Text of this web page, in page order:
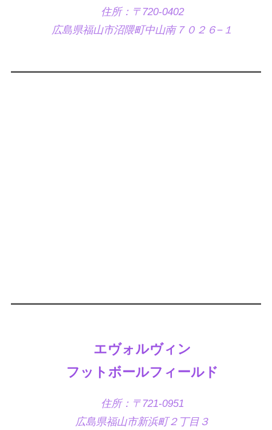
住所：〒720-0402
広島県福山市沼隈町中山南７０２６−１
エヴォルヴィン
フットボールフィールド
住所：〒721-0951
広島県福山市新浜町２丁目３